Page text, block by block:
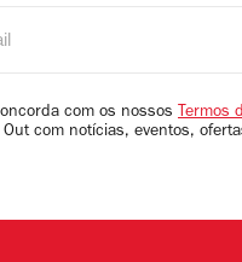
com os nossos Termos
com notícias, eventos,